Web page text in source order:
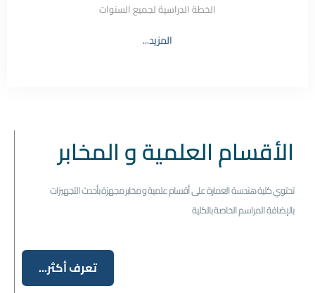
الخطة الدراسية لجميع السنوات
المزيد...
الأقسام العلمية و المخابر
تحتوي كلية هندسة العمارة على أقسام علمية و مخابر مجهزة بأحدث التجهيزات
بالإضافة المراسم الخاصة بالكلية
تعرف أكثر...